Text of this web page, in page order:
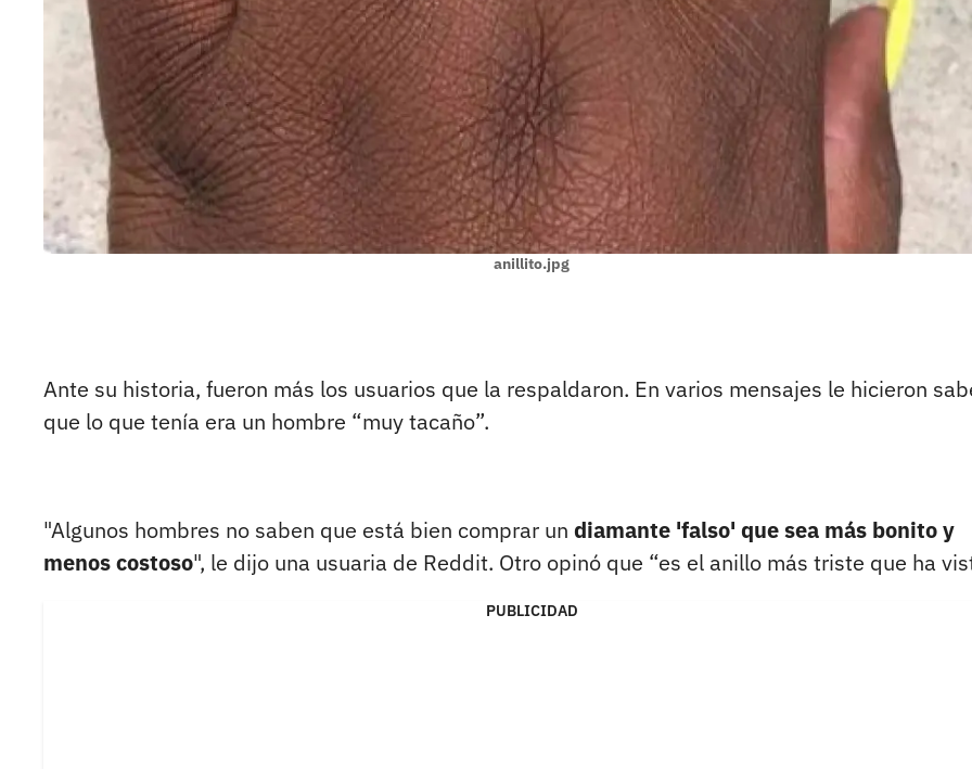
anillito.jpg
Ante su historia, fueron más los usuarios que la respaldaron. En varios mensajes le hicieron
que lo que tenía era un hombre “muy tacaño”.
"Algunos hombres no saben que está bien comprar un diamante 'falso' que sea más bonito y
menos costoso", le dijo una usuaria de Reddit. Otro opinó que “es el anillo más triste que ha
PUBLICIDAD